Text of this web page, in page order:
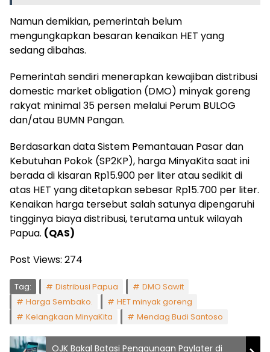
Namun demikian, pemerintah belum
mengungkapkan besaran kenaikan HET yang
sedang dibahas.
Pemerintah sendiri menerapkan kewajiban distribusi
domestic market obligation (DMO) minyak goreng
rakyat minimal 35 persen melalui Perum BULOG
dan/atau BUMN Pangan.
Berdasarkan data Sistem Pemantauan Pasar dan
Kebutuhan Pokok (SP2KP), harga MinyaKita saat ini
berada di kisaran Rp15.900 per liter atau sedikit di
atas HET yang ditetapkan sebesar Rp15.700 per liter.
Kenaikan harga tersebut salah satunya dipengaruhi
tingginya biaya distribusi, terutama untuk wilayah
Papua. (QAS)
Post Views: 274
Tag: Distribusi Papua
DMO Sawit
Harga Sembako.
HET minyak goreng
Kelangkaan MinyaKita
Mendag Budi Santoso
OJK Bakal Batasi Penggunaan Paylater di